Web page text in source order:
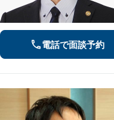
電話で面談予約